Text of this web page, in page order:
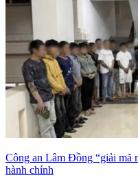
Công an Lâm Đồng “giải mã
hành chính